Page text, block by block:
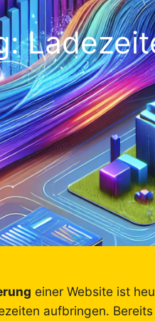
einer Website ist
aufbringen.